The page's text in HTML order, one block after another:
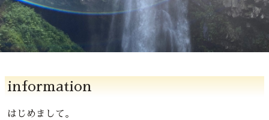
information
はじめまして。